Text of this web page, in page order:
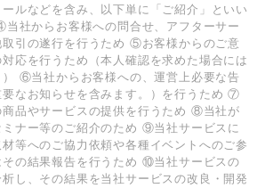
ルなどを含み、以下単に「ご紹介」といい
社からお客様への問合せ、アフターサー
取引の遂⾏を⾏うため ⑤お客様からのご意
応を⾏うため（本⼈確認を求めた場合には
⑥当社からお客様への、運営上必要な告
なお知らせを含みます。）を⾏うため ⑦
商品やサービスの提供を⾏うため ⑧当社が
ミナー等のご紹介のため ⑨当社サービスに
等へのご協⼒依頼や各種イベントへのご参
その結果報告を⾏うため ⑩当社サービスの
し、その結果を当社サービスの改良・開発